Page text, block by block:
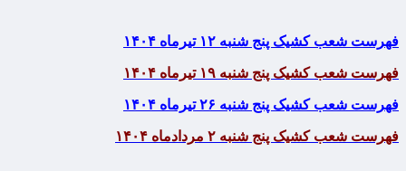
فهرست شعب کشیک پنج شنبه ۱۲ تیرماه ۱۴۰۴
فهرست شعب کشیک پنج شنبه ۱۹ تیرماه ۱۴۰۴
فهرست شعب کشیک پنج شنبه ۲۶ تیرماه ۱۴۰۴
فهرست شعب کشیک پنج شنبه ۲ مردادماه ۱۴۰۴